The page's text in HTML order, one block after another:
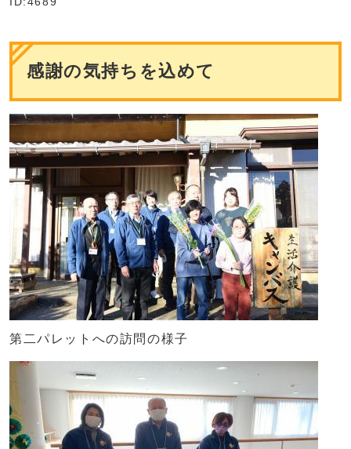
感謝の気持ちを込めて
第二パレットへの訪問の様子